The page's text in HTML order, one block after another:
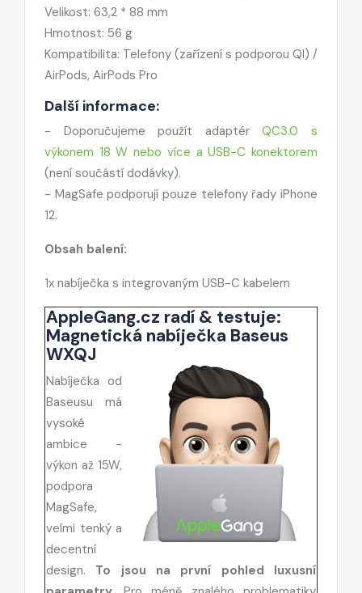
Velikost: 63,2 * 88 mm
Hmotnost: 56 g
Kompatibilita: Telefony (zařízení s podporou QI) /
AirPods, AirPods Pro
Další informace:
- Doporučujeme použít adaptérQC3.0 s
výkonem 18 W nebo více a USB-C konektorem
(není součástí dodávky).
- MagSafe podporují pouze telefony řady iPhone
12.
Obsah balení:
1x nabíječka s integrovaným USB-C kabelem
AppleGang.cz radí & testuje:
Magnetická nabíječka Baseus
WXQJ
Nabíječka od
Baseusu má
vysoké
ambice -
výkon až 15W,
podpora
MagSafe,
velmi tenký a
decentní
design. To jsou na první pohled luxusní